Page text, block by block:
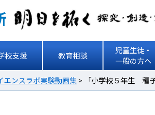
校支援 教育相談
児童生徒・
一般の方へ
エンスラボ実験動画集> 「小学校５年生 種